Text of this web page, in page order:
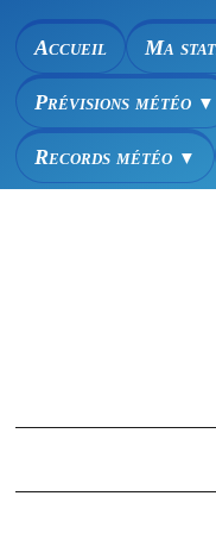
Accueil Ma
Prévisions météo ▼
Records météo ▼